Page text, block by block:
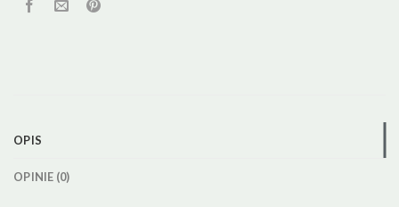
OPIS
OPINIE (0)